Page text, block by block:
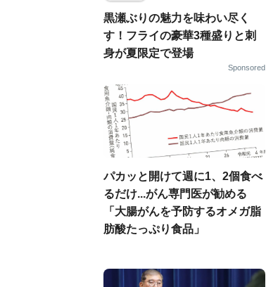
黒瀬ぶりの魅力を味わい尽く
す！フライの豪華3種盛りと刺
身が夏限定で登場
Sponsored
パカッと開けて週に1、2個食べ
るだけ...がん専門医が勧める
「大腸がんを予防するオメガ脂
肪酸たっぷり食品」